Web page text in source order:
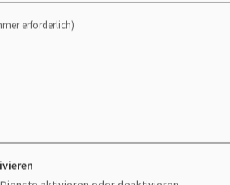
erforderlich)